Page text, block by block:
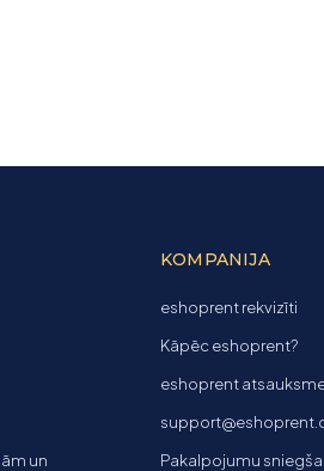
un
KOMPANIJA
eshoprent rekvizīti
Kāpēc eshoprent?
eshoprent
Pakalpojumu